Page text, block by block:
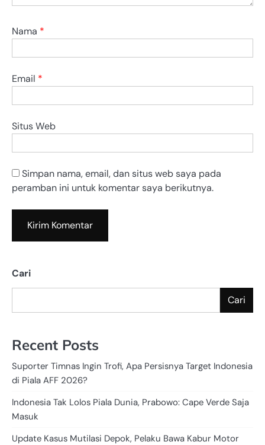
Nama *
Email *
Situs Web
Simpan nama, email, dan situs web saya pada
peramban ini untuk komentar saya berikutnya.
Cari
Cari
Recent Posts
Suporter Timnas Ingin Trofi, Apa Persisnya Target Indonesia
di Piala AFF 2026?
Indonesia Tak Lolos Piala Dunia, Prabowo: Cape Verde Saja
Masuk
Update Kasus Mutilasi Depok, Pelaku Bawa Kabur Motor